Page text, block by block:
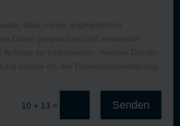
10 + 13 = Senden